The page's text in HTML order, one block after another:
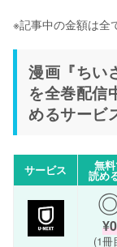
※記事中の金額は全
漫画『ちい
を全巻配信
めるサービ
サービス 無
読め
¥0
(1冊